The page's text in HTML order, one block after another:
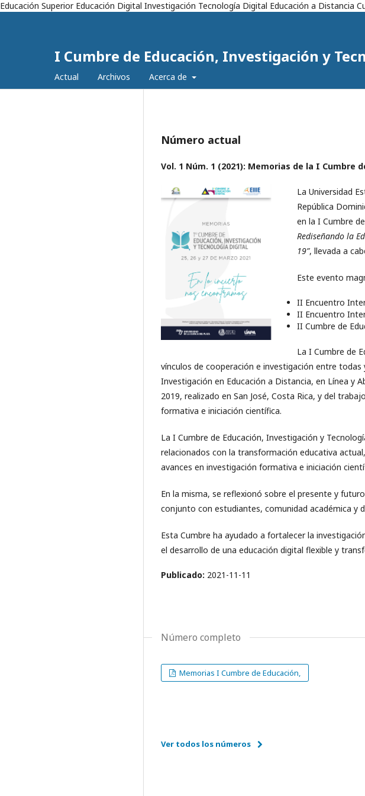
Educación Superior Educación Digital Investigación Tecnología Digital Educación a Distancia
I Cumbre de Educación, Investigación y
Actual Archivos Acerca de
Número actual
Vol. 1 Núm. 1 (2021): Memorias de la I
La Universidad
República
en la I Cumbre
Rediseñando la
19”, llevada a
Este evento
II Encuentro
II Encuentro
II Cumbre de
La I Cumbre de
vínculos de cooperación e investigación entre
Investigación en Educación a Distancia, en Línea y
2019, realizado en San José, Costa Rica, y del
formativa e iniciación científica.
La I Cumbre de Educación, Investigación y
relacionados con la transformación educativa
avances en investigación formativa e iniciación
En la misma, se reflexionó sobre el presente y
conjunto con estudiantes, comunidad académica y
Esta Cumbre ha ayudado a fortalecer la
el desarrollo de una educación digital flexible y
Publicado: 2021-11-11
Número completo
Memorias I Cumbre de Educación,
Ver todos los números